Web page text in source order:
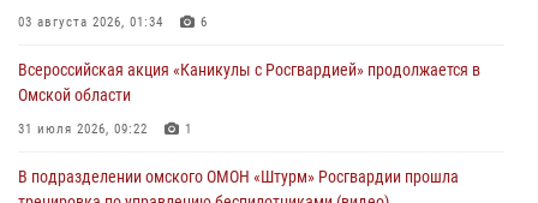
03 августа 2026, 01:34 6
Всероссийская акция «Каникулы с Росгвардией» продолжается в
Омской области
31 июля 2026, 09:22 1
В подразделении омского ОМОН «Штурм» Росгвардии прошла